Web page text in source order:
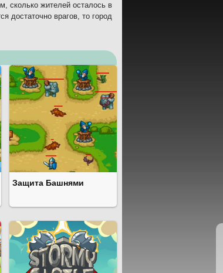
сколько жителей осталось в
достаточно врагов, то город
Защита Башнями